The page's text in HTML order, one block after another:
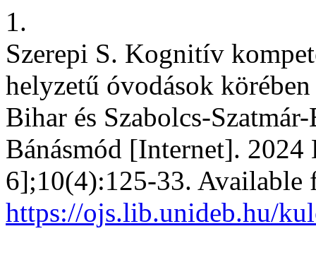
1.
Szerepi S. Kognitív
helyzetű óvodások
Bihar és Szabolcs-
Bánásmód [Internet].
6];10(4):125-33. Available
https://ojs.lib.unideb.hu/